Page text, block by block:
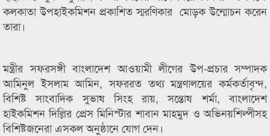
কলকাতা উপহাইকমিশন প্রকাশিত স্মরণিকার মোড়ক উন্মোচন করেন
তারা।
মন্ত্রীর সফরসঙ্গী বাংলাদেশ আওয়ামী লীগের উপ-প্রচার সম্পাদক
আমিনুল ইসলাম আমিন, সফররত তথ্য মন্ত্রণালয়ের কর্মকর্তাবৃন্দ,
বিশিষ্ট সাংবাদিক সুভাষ সিংহ রায়, সন্তোষ শর্মা, বাংলাদেশ
হাইকমিশন দিল্লির প্রেস মিনিস্টার শাবান মাহমুদ ও অভিনয়শিল্পীসহ
বিশিষ্টজনেরা এসকল অনুষ্ঠানে যোগ দেন।